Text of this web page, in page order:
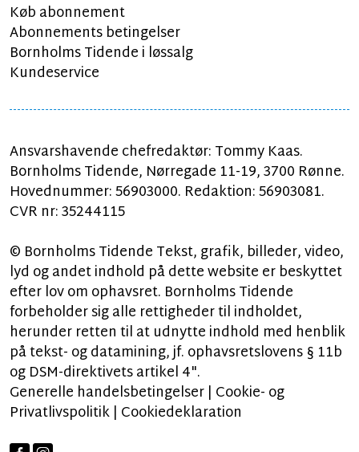
Køb abonnement
Abonnements betingelser
Bornholms Tidende i løssalg
Kundeservice
Ansvarshavende chefredaktør: Tommy Kaas.
Bornholms Tidende, Nørregade 11-19, 3700 Rønne.
Hovednummer: 56903000. Redaktion: 56903081.
CVR nr: 35244115
© Bornholms Tidende Tekst, grafik, billeder, video,
lyd og andet indhold på dette website er beskyttet
efter lov om ophavsret. Bornholms Tidende
forbeholder sig alle rettigheder til indholdet,
herunder retten til at udnytte indhold med henblik
på tekst- og datamining, jf. ophavsretslovens § 11b
og DSM-direktivets artikel 4".
Generelle handelsbetingelser| Cookie- og
Privatlivspolitik| Cookiedeklaration